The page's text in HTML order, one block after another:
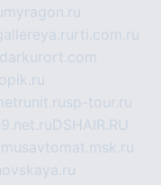
myragon.ru
rti.com.ru
sp-tour.ru
DSHAIR.RU
musavtomat.msk.ru